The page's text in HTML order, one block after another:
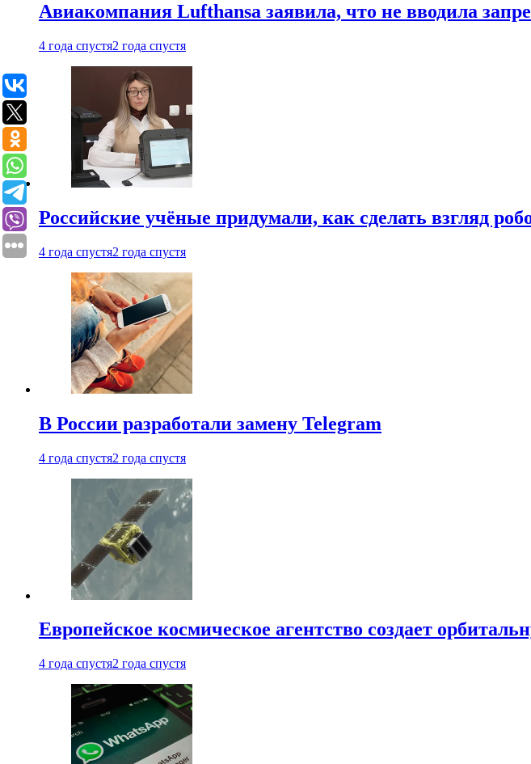
Авиакомпания Lufthansa заявила, что не вводила
4 года спустя2 года спустя
Российские учёные придумали, как сделать взгляд
4 года спустя2 года спустя
В России разработали замену Telegram
4 года спустя2 года спустя
Европейское космическое агентство создает
4 года спустя2 года спустя